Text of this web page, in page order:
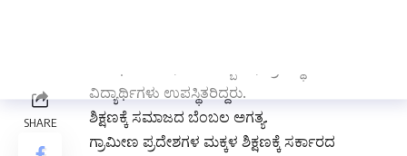
ವಿದ್ಯಾರ್ಥಿಗಳು ಉಪಸ್ಥಿತರಿದ್ದರು.
ಶಿಕ್ಷಣಕ್ಕೆ ಸಮಾಜದ ಬೆಂಬಲ ಅಗತ್ಯ.
ಗ್ರಾಮೀಣ ಪ್ರದೇಶಗಳ ಮಕ್ಕಳ ಶಿಕ್ಷಣಕ್ಕೆ ಸರ್ಕಾರದ